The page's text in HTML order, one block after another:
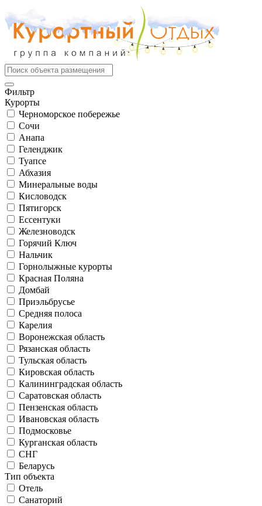
Фильтр
Курорты
Черноморское побережье
Сочи
Анапа
Геленджик
Туапсе
Абхазия
Минеральные воды
Кисловодск
Пятигорск
Ессентуки
Железноводск
Горячий Ключ
Нальчик
Горнолыжные курорты
Красная Поляна
Домбай
Приэльбрусье
Средняя полоса
Карелия
Воронежская область
Рязанская область
Тульская область
Кировская область
Калининградская область
Саратовская область
Пензенская область
Ивановская область
Подмосковье
Курганская область
СНГ
Беларусь
Тип объекта
Отель
Санаторий